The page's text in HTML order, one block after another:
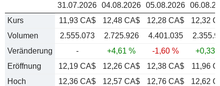
31.07.2026 04.08.2026 05.08.2026
Kurs
11,93 CA$ 12,48 CA$ 12,28 CA$
12,32
Volumen
2.555.073 2.725.926 4.401.035
Veränderung
- +4,61 % -1,60 %
+0,33
Eröffnung
12,19 CA$ 12,26 CA$ 12,38 CA$
11,96
Hoch
12,36 CA$ 12,57 CA$ 12,76 CA$
12,62